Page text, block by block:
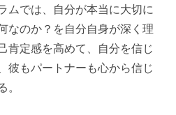
ムでは、自分が本当に大切に
なのか？を自分自身が深く理
肯定感を高めて、自分を信じ
彼もパートナーも心から信じ
。